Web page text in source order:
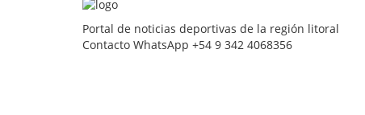
Portal de noticias deportivas de la región litoral
Contacto WhatsApp +54 9 342 4068356